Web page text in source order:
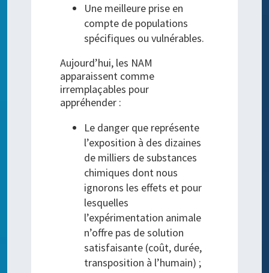
Une meilleure prise en
compte de populations
spécifiques ou vulnérables.
Aujourd’hui, les NAM
apparaissent comme
irremplaçables pour
appréhender :
Le danger que représente
l’exposition à des dizaines
de milliers de substances
chimiques dont nous
ignorons les effets et pour
lesquelles
l’expérimentation animale
n’offre pas de solution
satisfaisante (coût, durée,
transposition à l’humain) ;